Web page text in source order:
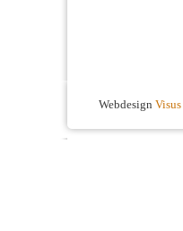
Webdesign Visus